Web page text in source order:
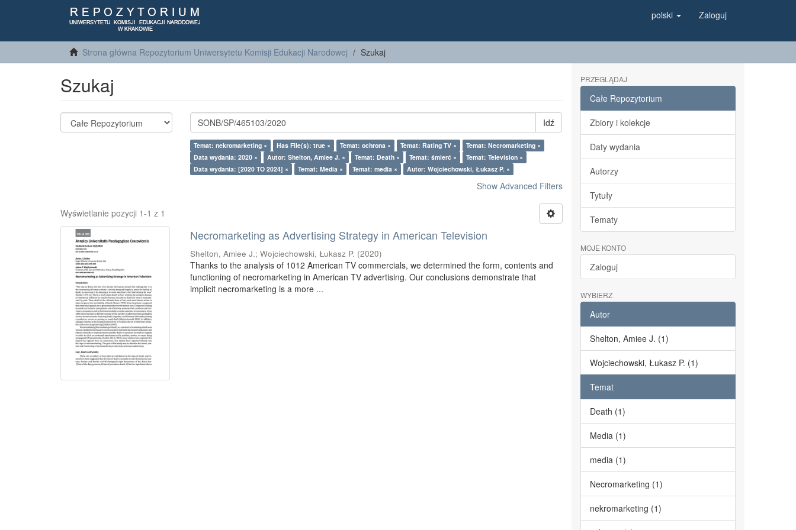
polski Zaloguj
Strona główna Repozytorium Uniwersytetu Komisji Edukacji Narodowej Szukaj
Szukaj
Idź
Temat: nekromarketing × Has File(s): true × Temat: ochrona × Temat: Rating TV ×
Temat: Necromarketing ×
Data wydania: 2020 ×
Autor: Shelton, Amiee J. × Temat: Death × Temat: śmierć ×
Temat: Television ×
Data wydania: [2020 TO 2024] ×
Temat: Media × Temat: media × Autor: Wojciechowski, Łukasz P. ×
Show Advanced Filters
Wyświetlanie pozycji 1-1 z 1
Necromarketing as Advertising Strategy in American Television
Shelton, Amiee J.;Wojciechowski, Łukasz P. (2020)
Thanks to the analysis of 1012 American TV commercials, we determined the form, contents and
functioning of necromarketing in American TV advertising. Our conclusions demonstrate that
implicit necromarketing is a more ...
PRZEGLĄDAJ
Całe Repozytorium
Zbiory i kolekcje
Daty wydania
Autorzy
Tytuły
Tematy
MOJE KONTO
Zaloguj
WYBIERZ
Autor
Shelton, Amiee J. (1)
Wojciechowski, Łukasz P. (1)
Temat
Death (1)
Media (1)
media (1)
Necromarketing (1)
nekromarketing (1)